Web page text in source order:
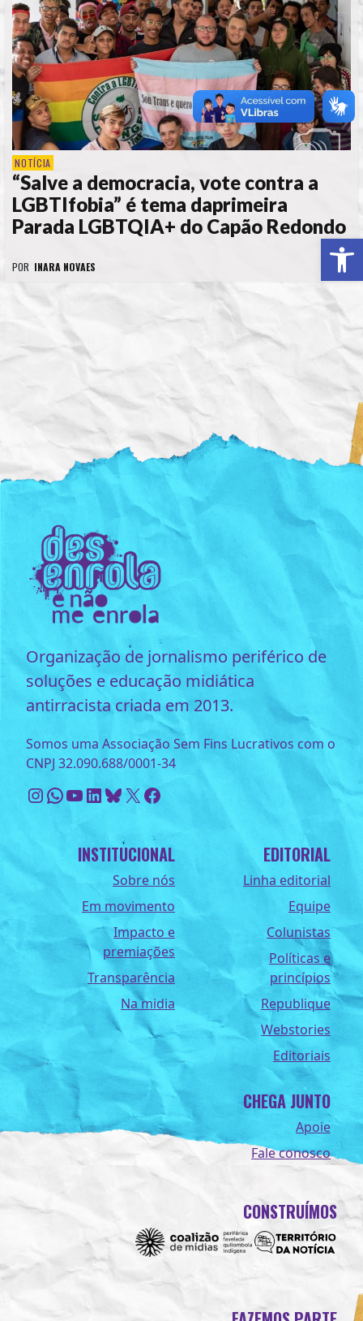
NOTÍCIA
“Salve a democracia, vote contra a
LGBTIfobia” é tema daprimeira
Parada LGBTQIA+ do Capão Redondo
POR INARA NOVAES
Organização de jornalismo periférico de
soluções e educação midiática
antirracista criada em 2013.
Somos uma Associação Sem Fins Lucrativos com o
CNPJ 32.090.688/0001-34
Instagram
WhatsApp
Youtube
LinkedIn
Bluesky
X Facebook
INSTITUCIONAL
Sobre nós
Em movimento
Impacto e
premiações
Transparência
Na midia
EDITORIAL
Linha editorial
Equipe
Colunistas
Políticas e
princípios
Republique
Webstories
Editoriais
CHEGA JUNTO
Apoie
Fale conosco
CONSTRUÍMOS